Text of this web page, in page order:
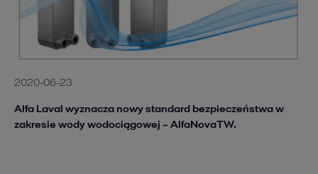
2020-06-23
Alfa Laval wyznacza nowy standard bezpieczeństwa w
zakresie wody wodociągowej – AlfaNovaTW.